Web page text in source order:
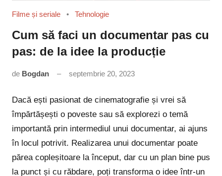
Filme și seriale Tehnologie
Cum să faci un documentar pas cu
pas: de la idee la producție
de Bogdan septembrie 20, 2023
Dacă ești pasionat de cinematografie și vrei să
împărtășești o poveste sau să explorezi o temă
importantă prin intermediul unui documentar, ai ajuns
în locul potrivit. Realizarea unui documentar poate
părea copleșitoare la început, dar cu un plan bine pus
la punct și cu răbdare, poți transforma o idee într-un